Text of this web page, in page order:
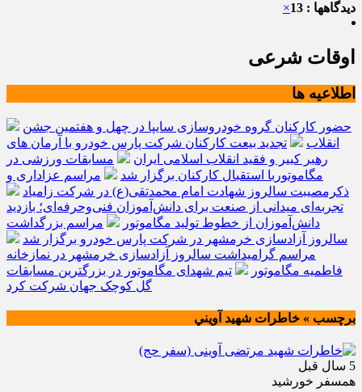
دیدگاهها : 13
×
اوقات شرعی
اطلاعیه ها
حضور کارکنان گروه خودروسازی سایپا در چهل و هفتمین جشن
انقلاب
تجدید بیعت کارکنان شرکت پارس خودرو با آرمان های
رهبر کبیر و فقید انقلاب اسلامی ایران
مسابقات ورزشی در
مگاموتوربا استقبال کارکنان برگزار شد
مراسم عزاداری و
ذکرمصیبت سالروز شهادت امام محمدتقی(ع) در شرکت زامیاد
تجربه‌ای میدانی از صنعت برای دانش‌آموزان فنی‌وحرفه‌ای؛ بازدید
دانش‌آموزان از خطوط تولید مگاموتور
مراسم بزرگداشت
سالروز آزادسازی خرمشهر در شرکت پارس خودرو برگزار شد
مراسم گرامیداشت سالروز آزادسازی خرمشهر در نمازخانه
فاطمیه مگاموتور
تیم شهدای مگاموتور در بزرگترین مسابقات
گل کوچک جهان شرکت کرد
برچسب » خاطرات شهيد آويني
5 سال قبل
همسفر خورشيد